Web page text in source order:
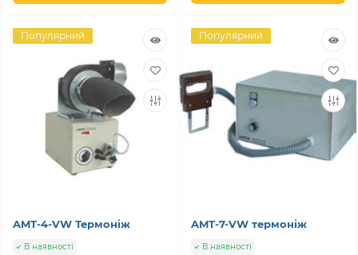
Популярний
AMT-4-VW Термоніж
В наявності
Популярний
AMT-7-VW термоніж
В наявності